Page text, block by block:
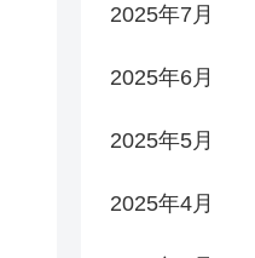
2025年7月
2025年6月
2025年5月
2025年4月